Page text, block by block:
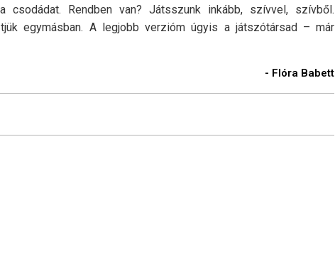
Rendben van? Játsszunk inkább, szívvel, szívből.
egymásban. A legjobb verzióm úgyis a játszótársad – már
- Flóra Babett